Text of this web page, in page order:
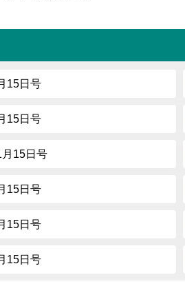
15日号
15日号
15日号
15日号
15日号
15日号